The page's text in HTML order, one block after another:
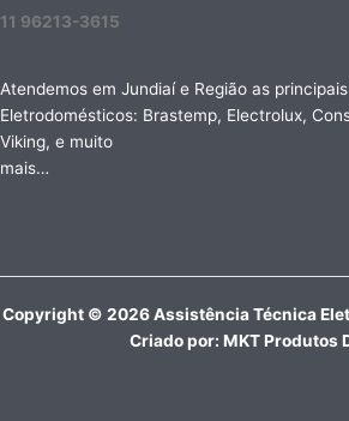
11 96213-3615
Atendemos em Jundiaí e Região as
Eletrodomésticos: Brastemp, Electrolux,
Viking, e muito
mais…
Copyright © 2026 Assistência Técnica
Criado por: MKT Produtos